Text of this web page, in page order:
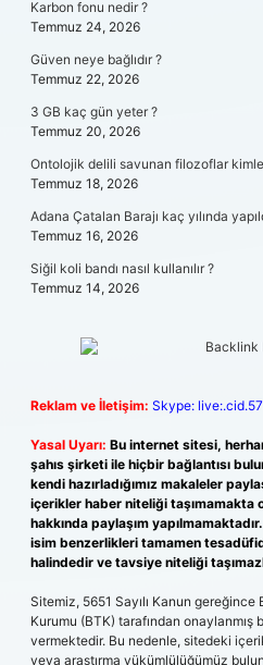
Karbon fonu nedir ?
Temmuz 24, 2026
Güven neye bağlıdır ?
Temmuz 22, 2026
3 GB kaç gün yeter ?
Temmuz 20, 2026
Ontolojik delili savunan filozoflar
Temmuz 18, 2026
Adana Çatalan Barajı kaç yılında
Temmuz 16, 2026
Siğil koli bandı nasıl kullanılır ?
Temmuz 14, 2026
Reklam ve İletişim: Skype:
Yasal Uyarı: Bu internet sitesi,
şahıs şirketi ile hiçbir bağlantısı
kendi hazırladığımız makaleler
içerikler haber niteliği taşımamakta
hakkında paylaşım
isim benzerlikleri tamamen
halindedir ve tavsiye niteliği
Sitemiz, 5651 Sayılı Kanun
Kurumu (BTK) tarafından onaylanmış
vermektedir. Bu nedenle, sitedeki
veya araştırma yükümlülüğümüz